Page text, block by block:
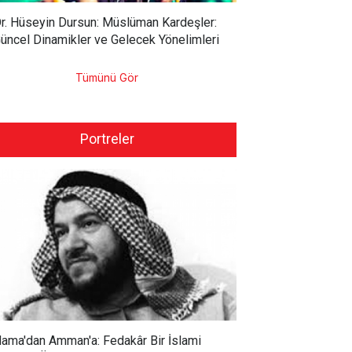
Hüseyin Dursun: Müslüman Kardeşler:
Dinamikler ve Gelecek Yönelimleri
Tümünü Gör
Portreler
Amman'a: Fedakâr Bir İslami